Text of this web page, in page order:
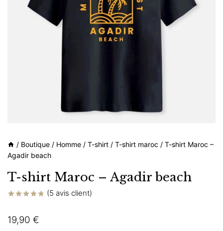
/ Boutique / Homme / T-shirt / T-shirt maroc / T-shirt Maroc –
Agadir beach
T-shirt Maroc – Agadir beach
sur
notations
(5 avis client)
19,90 €